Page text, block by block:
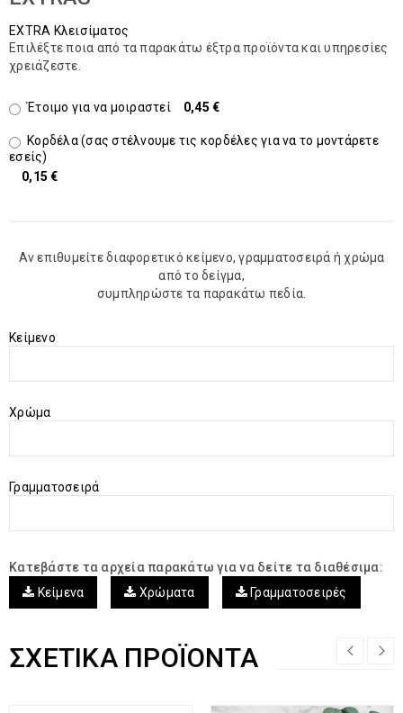
EXTRA Κλεισίματος
Επιλέξτε ποια από τα παρακάτω έξτρα προϊόντα και υπηρεσίες
χρειάζεστε.
Έτοιμο για να μοιραστεί 0,45 €
Κορδέλα (σας στέλνουμε τις κορδέλες για να το μοντάρετε
εσείς)
0,15 €
Αν επιθυμείτε διαφορετικό κείμενο, γραμματοσειρά ή χρώμα
από το δείγμα,
συμπληρώστε τα παρακάτω πεδία.
Kείμενο
Χρώμα
Γραμματοσειρά
Κατεβάστε τα αρχεία παρακάτω για να δείτε τα διαθέσιμα:
Κείμενα
Χρώματα Γραμματοσειρές
ΣΧΕΤΙΚΆ ΠΡΟΪΌΝΤΑ